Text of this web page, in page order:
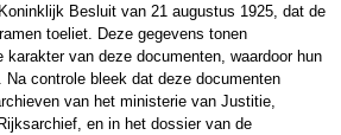
Besluit van 21 augustus 1925, dat de
toeliet. Deze gegevens tonen
karakter van deze documenten, waardoor hun
controle bleek dat deze documenten
van het ministerie van Justitie,
en in het dossier van de